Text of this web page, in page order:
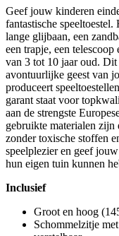
Geef jouw kinderen
fantastische
lange glijbaan, een
een trapje, een
van 3 tot 10 jaar oud. Dit
avontuurlijke geest van
produceert
garant staat voor
aan de strengste
gebruikte materialen
zonder toxische stoffen
speelplezier en geef
hun eigen tuin kunnen
Inclusief
Groot en hoog
Schommelzitje